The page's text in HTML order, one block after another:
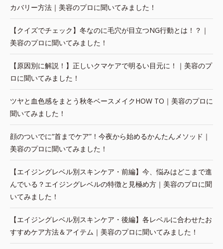
カバリー方法｜美容のプロに聞いてみました！
【クイズでチェック】冬なのに毛穴が目立つNG行動とは！？｜
美容のプロに聞いてみました！
【原因別に解説！】正しいクマケアで明るい目元に！｜美容のプ
ロに聞いてみました！
ツヤと血色感をまとう秋冬ベースメイクHOW TO｜美容のプロに
聞いてみました！
顔のついでに“首までケア”！今夜から始めるかんたんメソッド｜
美容のプロに聞いてみました！
【エイジングレベル別スキンケア・前編】今、悩みはどこまで進
んでいる？エイジングレベルの特徴と見極め方｜美容のプロに聞
いてみました！
【エイジングレベル別スキンケア・後編】各レベルに合わせたお
すすめケア方法＆アイテム｜美容のプロに聞いてみました！